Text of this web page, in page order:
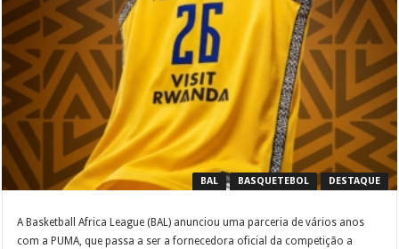
BAL BASQUETEBOL DESTAQUE
A Basketball Africa League (BAL) anunciou uma parceria de vários anos
com a PUMA, que passa a ser a fornecedora oficial da competição a